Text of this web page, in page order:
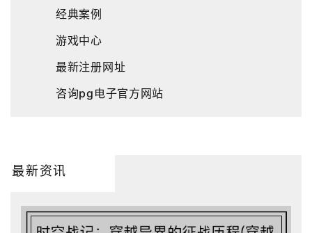
经典案例
游戏中心
最新注册网址
咨询pg电子官方网站
最新资讯